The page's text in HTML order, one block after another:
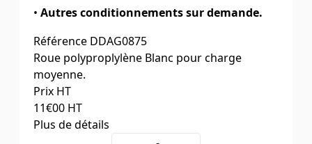
• Autres conditionnements sur demande.
Référence DDAG0875
Roue polyproplylène Blanc pour charge
moyenne.
Prix HT
11€00 HT
Plus de détails